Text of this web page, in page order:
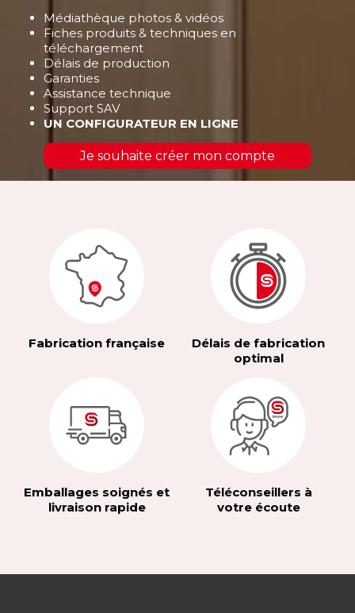
Médiathèque photos & vidéos
Fiches produits & techniques en
téléchargement
Délais de production
Garanties
Assistance technique
Support SAV
UN CONFIGURATEUR EN LIGNE
Je souhaite créer mon compte
Fabrication française
Délais de fabrication
optimal
Emballages soignés et
livraison rapide
Téléconseillers à
votre écoute